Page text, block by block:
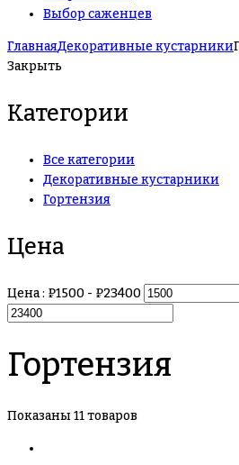
Выбор саженцев
ГлавнаяДекоративные кустарники
Закрыть
Категории
Все категории
Декоративные кустарники
Гортензия
Цена
Цена : ₽1500 - ₽23400
Гортензия
Показаны 11 товаров